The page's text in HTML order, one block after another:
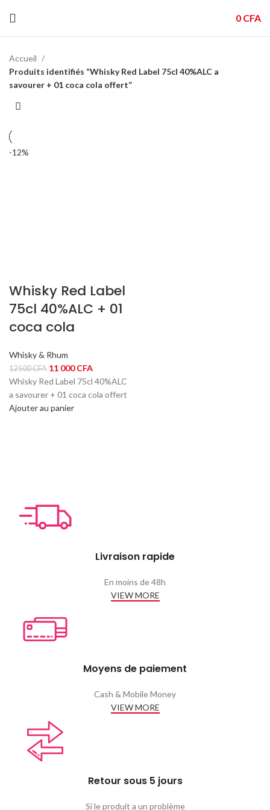
0 CFA
Accueil
Produits identifiés “Whisky Red Label 75cl 40%ALC a
savourer + 01 coca cola offert”
-12%
Whisky Red Label
75cl 40%ALC + 01
coca cola
Whisky & Rhum
12 500CFA Le
prix
initial
était :
11 000CFA
prix
actuel
Whisky Red Label 75cl 40%ALC
a savourer + 01 coca cola offert
Ajouter au panier
Livraison rapide
En moins de 48h
VIEW MORE
Moyens de paiement
Cash & Mobile Money
VIEW MORE
Retour sous 5 jours
Si le produit a un problème